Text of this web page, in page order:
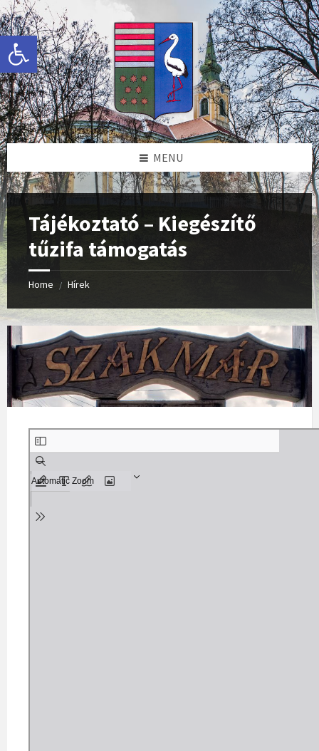
Eszköztár megnyitása
Skip
to
content
Skip
to
left
sidebar
Skip
to
right
sidebar
Skip
to
footer
MENU
Tájékoztató – Kiegészítő
tűzifa támogatás
Home / Hírek